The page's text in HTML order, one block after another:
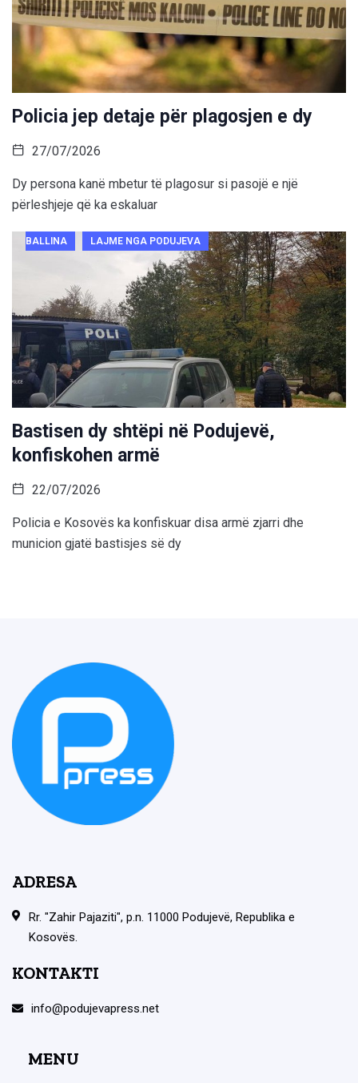
Policia jep detaje për plagosjen e dy
27/07/2026
Dy persona kanë mbetur të plagosur si pasojë e një
përleshjeje që ka eskaluar
BALLINA LAJME NGA PODUJEVA
Bastisen dy shtëpi në Podujevë,
konfiskohen armë
22/07/2026
Policia e Kosovës ka konfiskuar disa armë zjarri dhe
municion gjatë bastisjes së dy
ADRESA
Rr. "Zahir Pajaziti", p.n. 11000 Podujevë, Republika e
Kosovës.
KONTAKTI
info@podujevapress.net
MENU